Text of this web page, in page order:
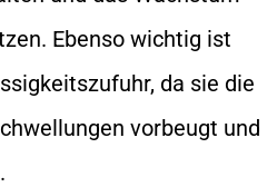
Ebenso wichtig ist
da sie die
vorbeugt und